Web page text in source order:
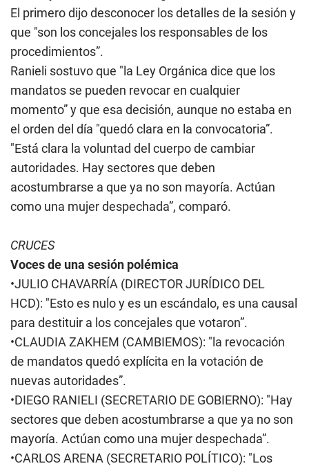
El primero dijo desconocer los detalles de la sesión y
que "son los concejales los responsables de los
procedimientos”.
Ranieli sostuvo que "la Ley Orgánica dice que los
mandatos se pueden revocar en cualquier
momento” y que esa decisión, aunque no estaba en
el orden del día "quedó clara en la convocatoria”.
"Está clara la voluntad del cuerpo de cambiar
autoridades. Hay sectores que deben
acostumbrarse a que ya no son mayoría. Actúan
como una mujer despechada”, comparó.
CRUCES
Voces de una sesión polémica
•JULIO CHAVARRÍA (DIRECTOR JURÍDICO DEL
HCD): "Esto es nulo y es un escándalo, es una causal
para destituir a los concejales que votaron”.
•CLAUDIA ZAKHEM (CAMBIEMOS): "la revocación
de mandatos quedó explícita en la votación de
nuevas autoridades”.
•DIEGO RANIELI (SECRETARIO DE GOBIERNO): "Hay
sectores que deben acostumbrarse a que ya no son
mayoría. Actúan como una mujer despechada”.
•CARLOS ARENA (SECRETARIO POLÍTICO): "Los